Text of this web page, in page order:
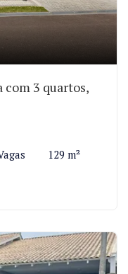
com 3 quartos,
129 m²